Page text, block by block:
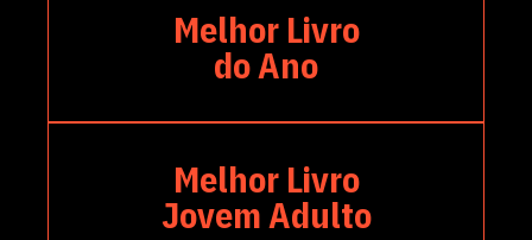
Melhor Livro
do Ano
Melhor Livro
Jovem Adulto